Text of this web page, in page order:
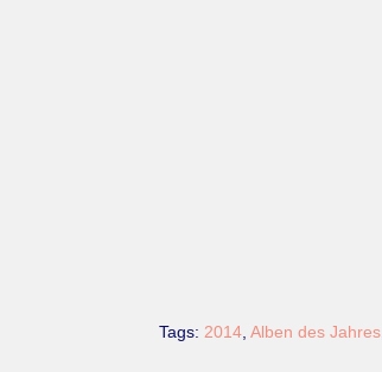
Tags: 2014 ,Alben des Jahres